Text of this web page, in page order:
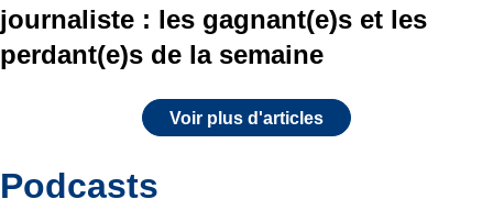
journaliste : les gagnant(e)s et les
perdant(e)s de la semaine
Voir plus d'articles
Podcasts